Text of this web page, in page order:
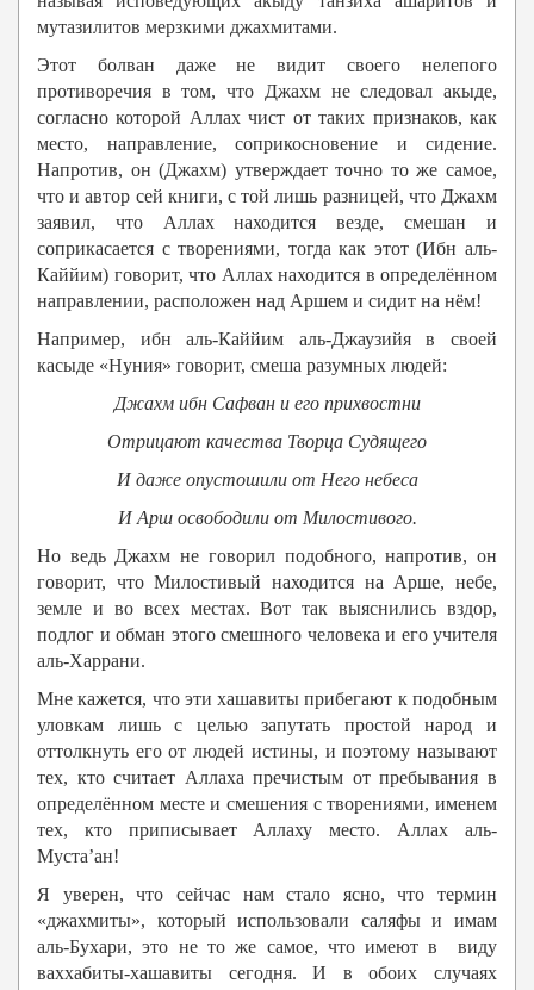
мутазилитов мерзкими джахмитами.
Этот болван даже не видит своего нелепого
противоречия в том, что Джахм не следовал акыде,
согласно которой Аллах чист от таких признаков, как
место, направление, соприкосновение и сидение.
Напротив, он (Джахм) утверждает точно то же самое,
что и автор сей книги, с той лишь разницей, что Джахм
заявил, что Аллах находится везде, смешан и
соприкасается с творениями, тогда как этот (Ибн аль-
Каййим) говорит, что Аллах находится в определённом
направлении, расположен над Аршем и сидит на нём!
Например, ибн аль-Каййим аль-Джаузийя в своей
касыде «Нуния» говорит, смеша разумных людей:
Джахм ибн Сафван и его прихвостни
Отрицают качества Творца Судящего
И даже опустошили от Него небеса
И Арш освободили от Милостивого.
Но ведь Джахм не говорил подобного, напротив, он
говорит, что Милостивый находится на Арше, небе,
земле и во всех местах. Вот так выяснились вздор,
подлог и обман этого смешного человека и его учителя
аль-Харрани.
Мне кажется, что эти хашавиты прибегают к подобным
уловкам лишь с целью запутать простой народ и
оттолкнуть его от людей истины, и поэтому называют
тех, кто считает Аллаха пречистым от пребывания в
определённом месте и смешения с творениями, именем
тех, кто приписывает Аллаху место. Аллах аль-
Муста’ан!
Я уверен, что сейчас нам стало ясно, что термин
«джахмиты», который использовали саляфы и имам
аль-Бухари, это не то же самое, что имеют в виду
ваххабиты-хашавиты сегодня. И в обоих случаях